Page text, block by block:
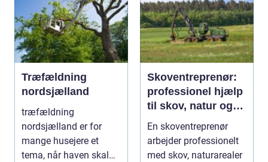
Træfældning
nordsjælland
træfældning
nordsjælland er for
mange husejere et
tema, når haven skal
Skoventreprenør:
professionel hjælp
til skov, natur og
træopgaver
En skoventreprenør
arbejder professionelt
med skov, naturarealer